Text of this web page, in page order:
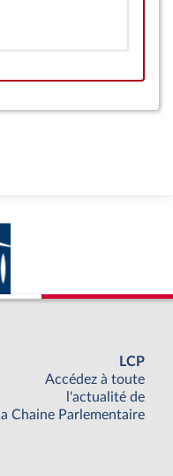
LCP
Accédez à toute
l'actualité de
la Chaine Parlementaire